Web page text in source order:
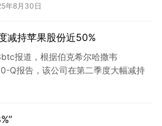
年8月30日
减持苹果股份近50%
报道，根据伯克希尔哈撒韦
Q报告，该公司在第二季度大幅减持
份，从第一季…